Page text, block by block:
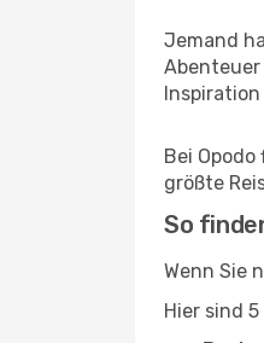
Jemand
Abenteuer
Bei
größte
So
Wenn Sie
Hier sind